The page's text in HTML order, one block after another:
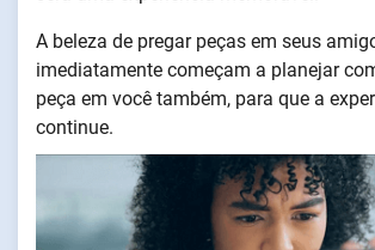
A beleza de pregar peças em seus
imediatamente começam a planejar
peça em você também, para que a
continue.